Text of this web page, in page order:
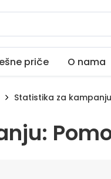
priče O nama
Statistika za kampanju